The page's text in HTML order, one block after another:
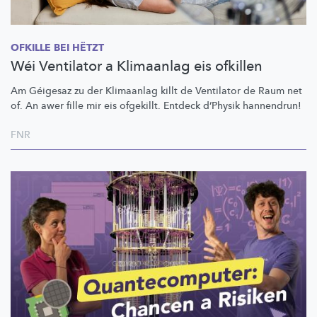
OFKILLE BEI HËTZT
Wéi Ventilator a Klimaanlag eis ofkillen
Am Géigesaz zu der Klimaanlag killt de Ventilator de Raum net
of. An awer fille mir eis ofgekillt. Entdeck d’Physik hannendrun!
FNR